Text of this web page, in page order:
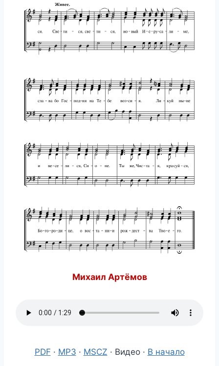
Михаил Артёмов
PDF · MP3 · MSCZ · Видео · В начало